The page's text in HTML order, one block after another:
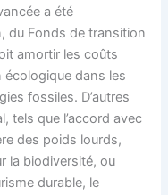
a été
du Fonds de transition
amortir les coûts
dans les
fossiles. D’autres
tels que l’accord avec
des poids lourds,
la biodiversité, ou
durable, le